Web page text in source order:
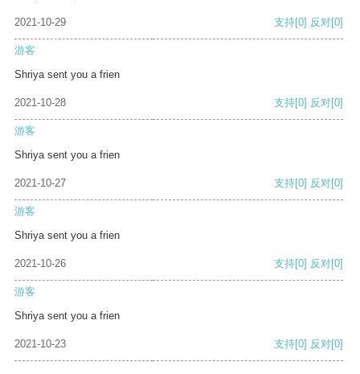
2021-10-29 支持[0] 反对[0]
游客
Shriya sent you a frien
2021-10-28 支持[0] 反对[0]
游客
Shriya sent you a frien
2021-10-27 支持[0] 反对[0]
游客
Shriya sent you a frien
2021-10-26 支持[0] 反对[0]
游客
Shriya sent you a frien
2021-10-23 支持[0] 反对[0]